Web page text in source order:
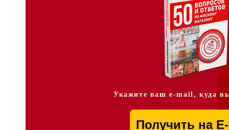
Укажите ваш e-mail, куда